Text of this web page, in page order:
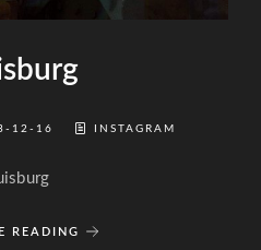
12-16 INSTAGRAM
READING